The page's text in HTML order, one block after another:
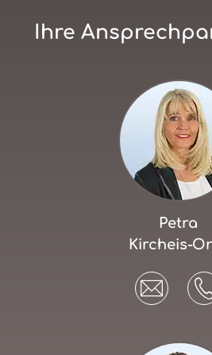
Ihre
Petra
Kircheis-